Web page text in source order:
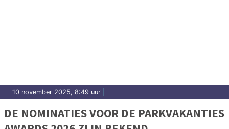
10 november 2025, 8:49 uur
DE NOMINATIES VOOR DE PARKVAKANTIES